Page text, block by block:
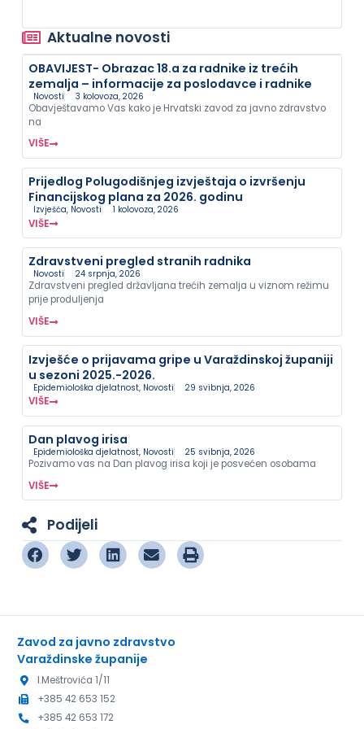
Aktualne novosti
OBAVIJEST- Obrazac 18.a za radnike iz trećih
zemalja – informacije za poslodavce i radnike
Novosti 3 kolovoza, 2026
Obavještavamo Vas kako je Hrvatski zavod za javno zdravstvo
na
VIŠE
Prijedlog Polugodišnjeg izvještaja o izvršenju
Financijskog plana za 2026. godinu
Izvješća, Novosti 1 kolovoza, 2026
VIŠE
Zdravstveni pregled stranih radnika
Novosti 24 srpnja, 2026
Zdravstveni pregled državljana trećih zemalja u viznom režimu
prije produljenja
VIŠE
Izvješće o prijavama gripe u Varaždinskoj županiji
u sezoni 2025.-2026.
Epidemiološka djelatnost, Novosti 29 svibnja, 2026
VIŠE
Dan plavog irisa
Epidemiološka djelatnost, Novosti 25 svibnja, 2026
Pozivamo vas na Dan plavog irisa koji je posvećen osobama
VIŠE
Podijeli
Zavod za javno zdravstvo
Varaždinske županije
I.Meštrovića 1/11
+385 42 653 152
+385 42 653 172